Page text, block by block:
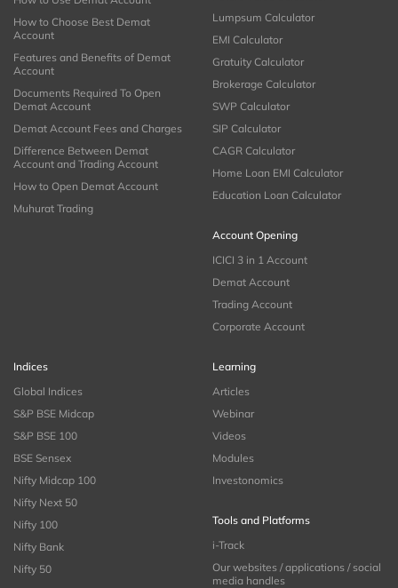
How to Choose Best Demat
Account
Features and Benefits of Demat
Account
Documents Required To Open
Demat Account
Demat Account Fees and Charges
Difference Between Demat
Account and Trading Account
How to Open Demat Account
Muhurat Trading
Lumpsum Calculator
EMI Calculator
Gratuity Calculator
Brokerage Calculator
SWP Calculator
SIP Calculator
CAGR Calculator
Home Loan EMI Calculator
Education Loan Calculator
Account Opening
ICICI 3 in 1 Account
Demat Account
Trading Account
Corporate Account
Indices
Global Indices
S&P BSE Midcap
S&P BSE 100
BSE Sensex
Nifty Midcap 100
Nifty Next 50
Nifty 100
Nifty Bank
Nifty 50
Learning
Articles
Webinar
Videos
Modules
Investonomics
Tools and Platforms
i-Track
Our websites / applications / social
media handles